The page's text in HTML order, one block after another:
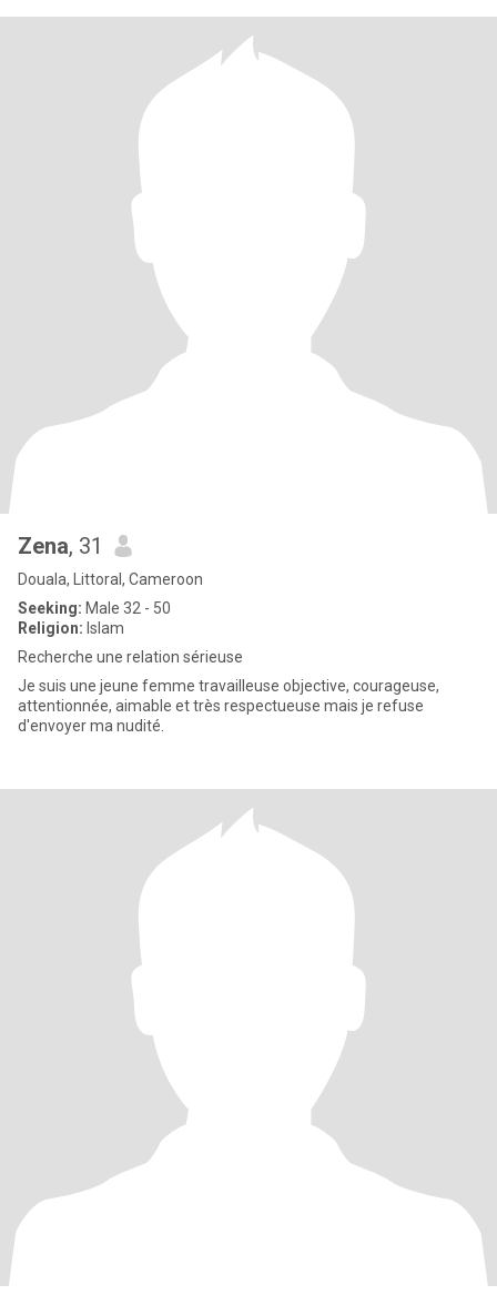
Zena, 31
Douala, Littoral, Cameroon
Seeking: Male 32 - 50
Religion: Islam
Recherche une relation sérieuse
Je suis une jeune femme travailleuse objective, courageuse,
attentionnée, aimable et très respectueuse mais je refuse
d'envoyer ma nudité.